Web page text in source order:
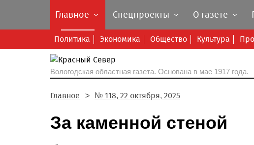
Главное
Политика Экономика Общество Культура
Спецпроекты О газете
Вологодская областная газета. Основана в мае 1917 года.
Главное № 118, 22 октября, 2025
За каменной стеной